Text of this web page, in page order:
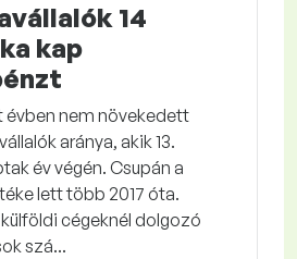
14
kap
évben nem növekedett
aránya, akik 13.
év végén. Csupán a
lett több 2017 óta.
cégeknél dolgozó
szá...